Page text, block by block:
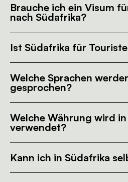
Brauche ich ein Visum
nach Südafrika?
Ist Südafrika für
Welche Sprachen
gesprochen?
Welche Währung wird
verwendet?
Kann ich in Südafrika